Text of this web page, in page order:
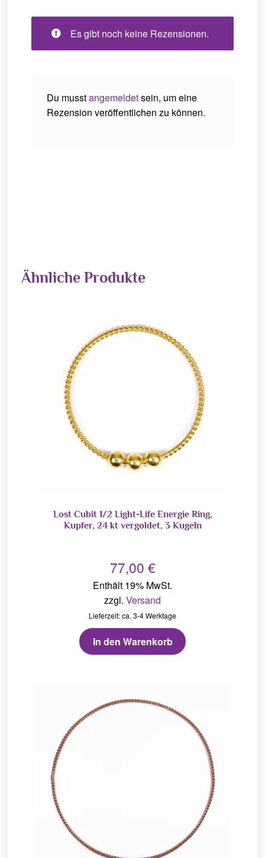
Es gibt noch keine Rezensionen.
Du musstangemeldetsein, um eine
Rezension veröffentlichen zu können.
Ähnliche Produkte
Lost Cubit 1/2 Light-Life Energie Ring,
Kupfer, 24 kt vergoldet, 3 Kugeln
77,00 €
Enthält 19% MwSt.
zzgl. Versand
Lieferzeit: ca. 3-4 Werktage
In den Warenkorb